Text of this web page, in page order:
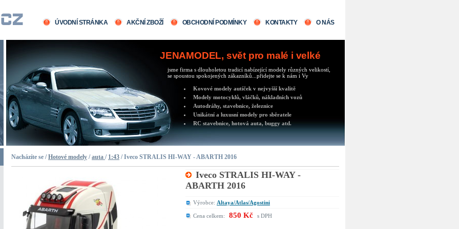
ÚVODNÍ STRÁNKA AKČNÍ ZBOŽÍ OBCHODNÍ PODMÍNKY KONTAKTY O NÁS
JENAMODEL, svět pro malé i velké
jsme firma s dlouholetou tradicí nabízející modely různých velikostí,
se spoustou spokojených zákazníků...přidejte se k nám i Vy
Kovové modely autíček v nejvyšší kvalitě
Modely motocyklů, vláčků, nákladních vozů
Autodráhy, stavebnice, železnice
Unikátní a luxusní modely pro sběratele
RC stavebnice, hotová auta, buggy atd.
Nacházíte se /Hotové modely /auta / 1:43 / Iveco STRALIS HI-WAY - ABARTH 2016
Iveco STRALIS HI-WAY -
ABARTH 2016
Výrobce: Altaya/Atlas/Agostini
Cena celkem: 850 Kč s DPH